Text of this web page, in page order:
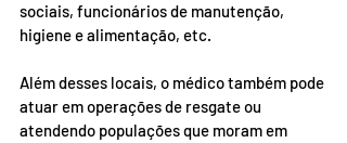
sociais, funcionários de manutenção,
higiene e alimentação, etc.
Além desses locais, o médico também pode
atuar em operações de resgate ou
atendendo populações que moram em